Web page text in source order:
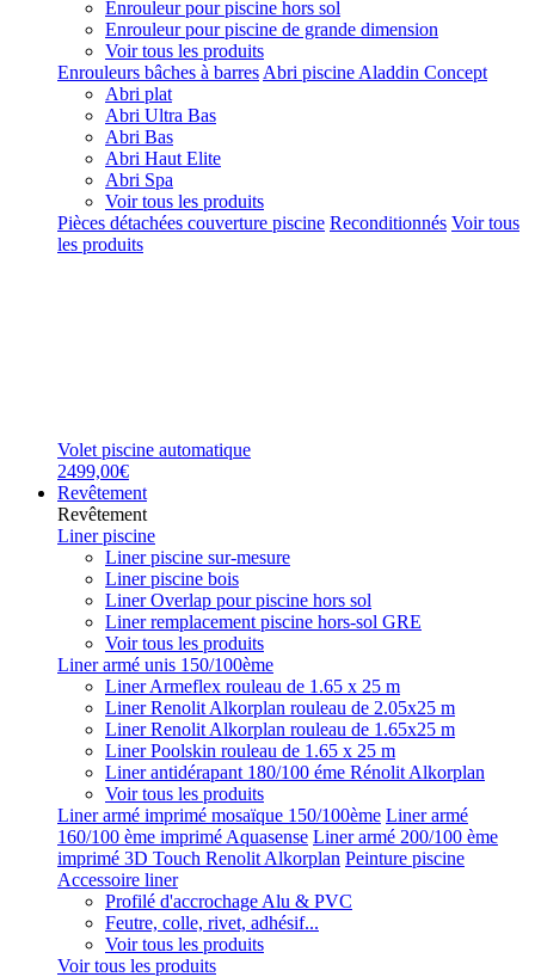
Enrouleur pour piscine hors sol
Enrouleur pour piscine de grande dimension
Voir tous les produits
Enrouleurs bâches à barres Abri piscine Aladdin Concept
Abri plat
Abri Ultra Bas
Abri Bas
Abri Haut Elite
Abri Spa
Voir tous les produits
Pièces détachées couverture piscine Reconditionnés Voir tous
les produits
Volet piscine automatique
2499,00€
Revêtement
Revêtement
Liner piscine
Liner piscine sur-mesure
Liner piscine bois
Liner Overlap pour piscine hors sol
Liner remplacement piscine hors-sol GRE
Voir tous les produits
Liner armé unis 150/100ème
Liner Armeflex rouleau de 1.65 x 25 m
Liner Renolit Alkorplan rouleau de 2.05x25 m
Liner Renolit Alkorplan rouleau de 1.65x25 m
Liner Poolskin rouleau de 1.65 x 25 m
Liner antidérapant 180/100 éme Rénolit Alkorplan
Voir tous les produits
Liner armé imprimé mosaïque 150/100ème Liner armé
160/100 ème imprimé Aquasense Liner armé 200/100 ème
imprimé 3D Touch Renolit Alkorplan Peinture piscine
Accessoire liner
Profilé d'accrochage Alu & PVC
Feutre, colle, rivet, adhésif...
Voir tous les produits
Voir tous les produits